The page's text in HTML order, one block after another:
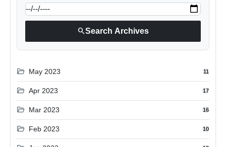
searchSearch Archives
folder_open May 2023 11
folder_open Apr 2023 17
folder_open Mar 2023 16
folder_open Feb 2023 10